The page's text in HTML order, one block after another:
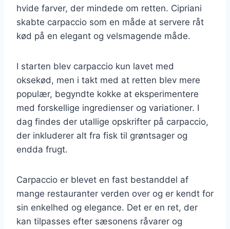
hvide farver, der mindede om retten. Cipriani
skabte carpaccio som en måde at servere råt
kød på en elegant og velsmagende måde.
I starten blev carpaccio kun lavet med
oksekød, men i takt med at retten blev mere
populær, begyndte kokke at eksperimentere
med forskellige ingredienser og variationer. I
dag findes der utallige opskrifter på carpaccio,
der inkluderer alt fra fisk til grøntsager og
endda frugt.
Carpaccio er blevet en fast bestanddel af
mange restauranter verden over og er kendt for
sin enkelhed og elegance. Det er en ret, der
kan tilpasses efter sæsonens råvarer og